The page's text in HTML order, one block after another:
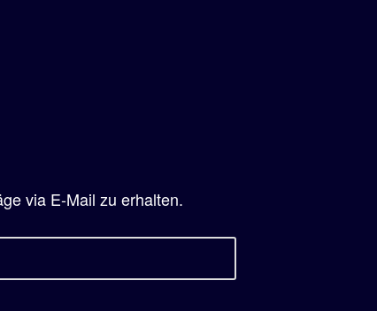
via E-Mail zu erhalten.